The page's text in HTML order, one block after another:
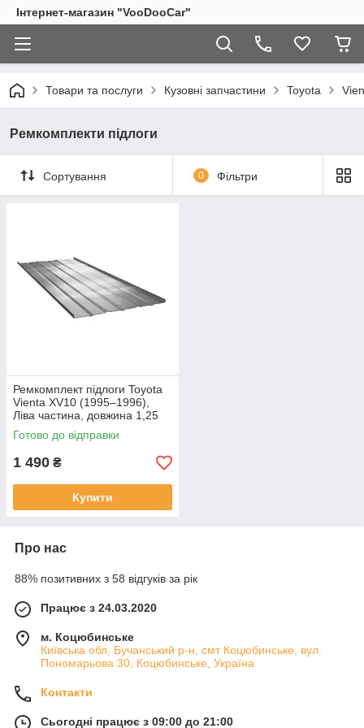
Інтернет-магазин "VooDooCar"
Товари та послуги Кузовні запчастини Toyota
Ремкомплекти підлоги
Сортування 0 Фільтри
Ремкомплект підлоги Toyota
Vienta XV10 (1995–1996),
Ліва частина, довжина 1,25
м, ширина 47 см
Готово до відправки
1 490 ₴
Купити
Про нас
88% позитивних з 58 відгуків за рік
Працює з 24.03.2020
м. Коцюбинське
Київська обл, Бучанський р-н, смт Коцюбинське, вул.
Пономарьова 30, Коцюбинське, Україна
Контакти
Сьогодні працює з 09:00 до 21:00